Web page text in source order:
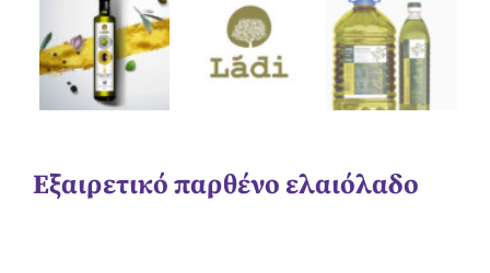
Εξαιρετικό παρθένο ελαιόλαδο